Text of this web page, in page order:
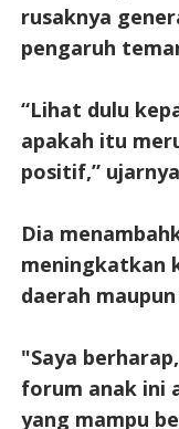
rusaknya
pengaruh
“Lihat dulu
apakah itu
positif,”
Dia
meningkatkan
daerah
"Saya
forum anak ini
yang mampu